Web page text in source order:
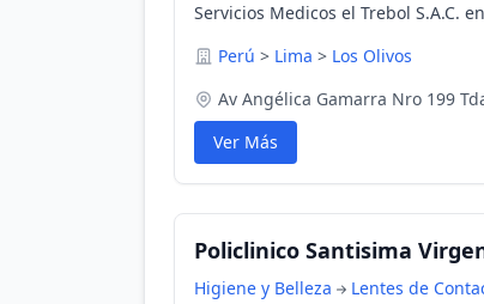
Servicios Medicos el Trebol S.A.C.
Perú > Lima > Los Olivos
Av Angélica Gamarra Nro 199
Ver Más
Policlinico Santisima
Higiene y Belleza
Lentes de